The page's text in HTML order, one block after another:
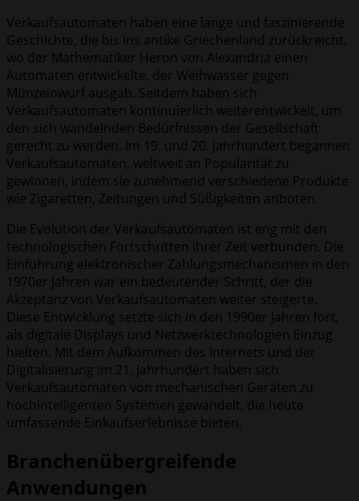
Verkaufsautomaten haben eine lange und faszinierende
Geschichte, die bis ins antike Griechenland zurückreicht,
wo der Mathematiker Heron von Alexandria einen
Automaten entwickelte, der Weihwasser gegen
Münzeinwurf ausgab. Seitdem haben sich
Verkaufsautomaten kontinuierlich weiterentwickelt, um
den sich wandelnden Bedürfnissen der Gesellschaft
gerecht zu werden. Im 19. und 20. Jahrhundert begannen
Verkaufsautomaten, weltweit an Popularität zu
gewinnen, indem sie zunehmend verschiedene Produkte
wie Zigaretten, Zeitungen und Süßigkeiten anboten.
Die Evolution der Verkaufsautomaten ist eng mit den
technologischen Fortschritten ihrer Zeit verbunden. Die
Einführung elektronischer Zahlungsmechanismen in den
1970er Jahren war ein bedeutender Schritt, der die
Akzeptanz von Verkaufsautomaten weiter steigerte.
Diese Entwicklung setzte sich in den 1990er Jahren fort,
als digitale Displays und Netzwerktechnologien Einzug
hielten. Mit dem Aufkommen des Internets und der
Digitalisierung im 21. Jahrhundert haben sich
Verkaufsautomaten von mechanischen Geräten zu
hochintelligenten Systemen gewandelt, die heute
umfassende Einkaufserlebnisse bieten.
Branchenübergreifende
Anwendungen